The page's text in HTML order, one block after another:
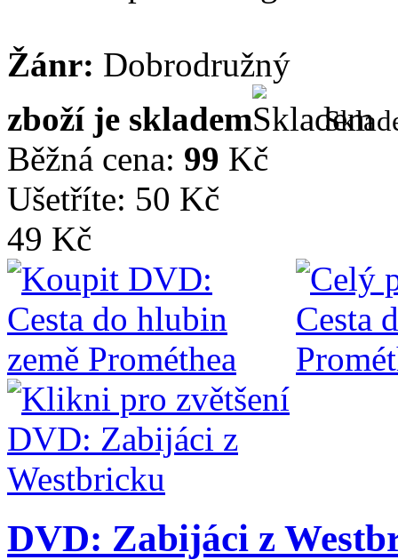
Žánr: Dobrodružný
zboží je skladem
Běžná cena: 99 Kč
Ušetříte: 50 Kč
49 Kč
DVD: Zabijáci z